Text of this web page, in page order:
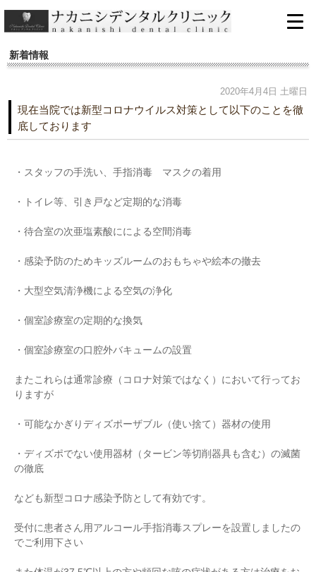
新着情報
2020年4月4日 土曜日
現在当院では新型コロナウイルス対策として以下のことを徹
底しております
・スタッフの手洗い、手指消毒 マスクの着用
・トイレ等、引き戸など定期的な消毒
・待合室の次亜塩素酸にによる空間消毒
・感染予防のためキッズルームのおもちゃや絵本の撤去
・大型空気清浄機による空気の浄化
・個室診療室の定期的な換気
・個室診療室の口腔外バキュームの設置
またこれらは通常診療（コロナ対策ではなく）において行ってお
りますが
・可能なかぎりディズポーザブル（使い捨て）器材の使用
・ディズポでない使用器材（タービン等切削器具も含む）の滅菌
の徹底
なども新型コロナ感染予防として有効です。
受付に患者さん用アルコール手指消毒スプレーを設置しましたの
でご利用下さい